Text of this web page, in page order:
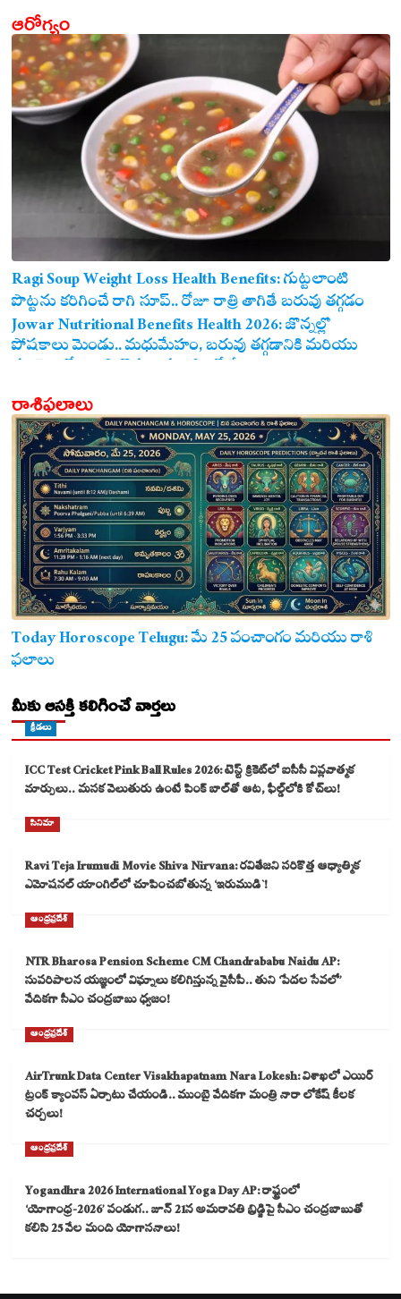
ఆరోగ్యం
Ragi Soup Weight Loss Health Benefits: గుట్టలాంటి
పొట్టను కరిగించే రాగి సూప్.. రోజూ రాత్రి తాగితే బరువు తగ్గడం
ఖాయం!
Jowar Nutritional Benefits Health 2026: జొన్నల్లో
పోషకాలు మెండు.. మధుమేహం, బరువు తగ్గడానికి మరియు
గుండె ఆరోగ్యానికి జొన్న అన్నం ఎంతో మేలు!
రాశిఫలాలు
Today Horoscope Telugu: మే 25 పంచాంగం మరియు రాశి
ఫలాలు
మీకు ఆసక్తి కలిగించే వార్తలు
క్రీడలు
ICC Test Cricket Pink Ball Rules 2026: టెస్ట్ క్రికెట్‌లో ఐసీసీ విప్లవాత్మక
మార్పులు.. మసక వెలుతురు ఉంటే పింక్ బాల్‌తో ఆట, ఫీల్డ్‌లోకి కోచ్‌లు!
సినిమా
Ravi Teja Irumudi Movie Shiva Nirvana: రవితేజని సరికొత్త ఆధ్యాత్మిక
ఎమోషనల్ యాంగిల్‌లో చూపించబోతున్న ‘ఇరుముడి`!
ఆంధ్రప్రదేశ్
NTR Bharosa Pension Scheme CM Chandrababu Naidu AP:
సుపరిపాలన యజ్ఞంలో విఘ్నాలు కలిగిస్తున్న వైసీపీ.. తుని ‘పేదల సేవలో’
వేదికగా సీఎం చంద్రబాబు ధ్వజం!
ఆంధ్రప్రదేశ్
AirTrunk Data Center Visakhapatnam Nara Lokesh: విశాఖలో ఎయిర్
ట్రంక్ క్యాంపస్ ఏర్పాటు చేయండి.. ముంబై వేదికగా మంత్రి నారా లోకేష్ కీలక
చర్చలు!
ఆంధ్రప్రదేశ్
Yogandhra 2026 International Yoga Day AP: రాష్ట్రంలో
‘యోగాంధ్ర-2026’ పండుగ.. జూన్ 21న అమరావతి బ్రిడ్జిపై సీఎం చంద్రబాబుతో
కలిసి 25 వేల మంది యోగాసనాలు!